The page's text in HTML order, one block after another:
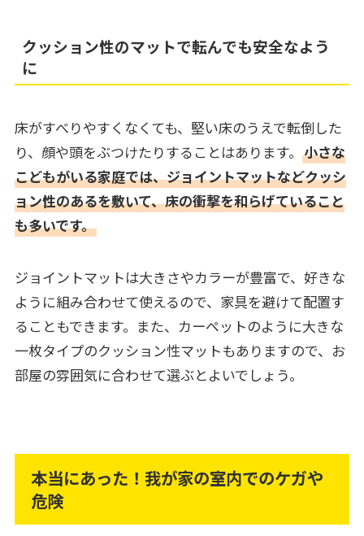
クッション性のマットで転んでも安全なよう
に
床がすべりやすくなくても、堅い床のうえで転倒した
り、顔や頭をぶつけたりすることはあります。 小さな
こどもがいる家庭では、ジョイントマットなどクッシ
ョン性のあるを敷いて、床の衝撃を和らげていること
も多いです。
ジョイントマットは大きさやカラーが豊富で、好きな
ように組み合わせて使えるので、家具を避けて配置す
ることもできます。また、カーペットのように大きな
一枚タイプのクッション性マットもありますので、お
部屋の雰囲気に合わせて選ぶとよいでしょう。
本当にあった！我が家の室内でのケガや
危険